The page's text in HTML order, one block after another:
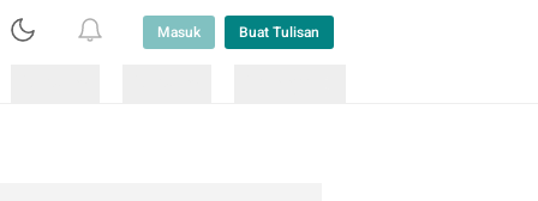
Masuk Buat Tulisan